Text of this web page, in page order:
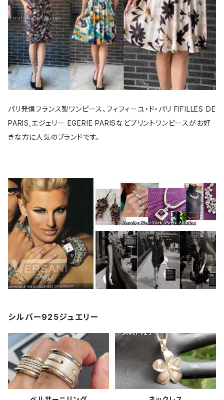
パリ発信フランス製ワンピース、フィフィーユ・ド・パリ FIFILLES DE
PARIS,エジェリー EGERIE PARISなどプリントワンピースがお好
きな方に人気のブランドです。
シルバー925ジュエリー